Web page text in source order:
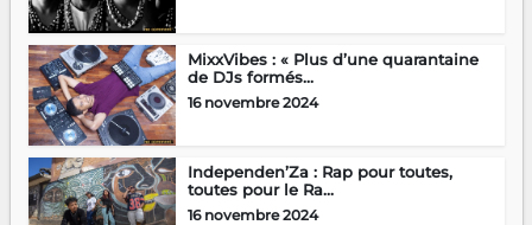
MixxVibes : « Plus d’une quarantaine
de DJs formés...
16 novembre 2024
Independen’Za : Rap pour toutes,
toutes pour le Ra...
16 novembre 2024